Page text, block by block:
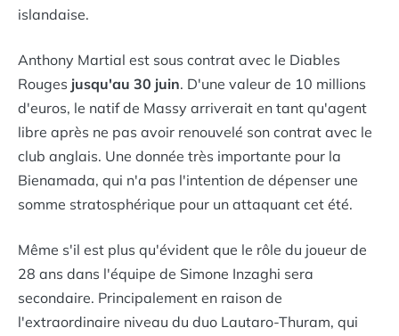
islandaise.
Anthony Martial est sous contrat avec le Diables
Rouges jusqu'au 30 juin. D'une valeur de 10 millions
d'euros, le natif de Massy arriverait en tant qu'agent
libre après ne pas avoir renouvelé son contrat avec le
club anglais. Une donnée très importante pour la
Bienamada, qui n'a pas l'intention de dépenser une
somme stratosphérique pour un attaquant cet été.
Même s'il est plus qu'évident que le rôle du joueur de
28 ans dans l'équipe de Simone Inzaghi sera
secondaire. Principalement en raison de
l'extraordinaire niveau du duo Lautaro-Thuram, qui